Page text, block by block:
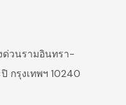
วนรามอินทรา-
กรุงเทพฯ 10240